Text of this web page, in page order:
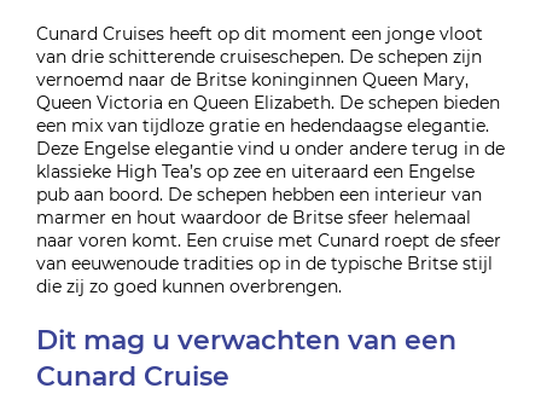
Cunard Cruises heeft op dit moment een jonge vloot
van drie schitterende cruiseschepen. De schepen zijn
vernoemd naar de Britse koninginnen Queen Mary,
Queen Victoria en Queen Elizabeth. De schepen bieden
een mix van tijdloze gratie en hedendaagse elegantie.
Deze Engelse elegantie vind u onder andere terug in de
klassieke High Tea’s op zee en uiteraard een Engelse
pub aan boord. De schepen hebben een interieur van
marmer en hout waardoor de Britse sfeer helemaal
naar voren komt. Een cruise met Cunard roept de sfeer
van eeuwenoude tradities op in de typische Britse stijl
die zij zo goed kunnen overbrengen.
Dit mag u verwachten van een
Cunard Cruise